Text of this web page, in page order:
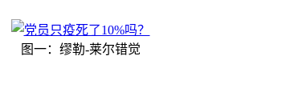
图一：缪勒-莱尔错觉